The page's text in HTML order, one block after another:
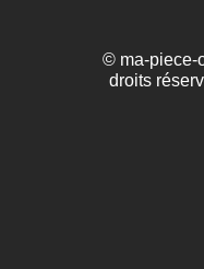
© ma-piece-
droits